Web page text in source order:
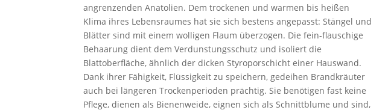
angrenzenden Anatolien. Dem trockenen und warmen bis heißen
Klima ihres Lebensraumes hat sie sich bestens angepasst: Stängel und
Blätter sind mit einem wolligen Flaum überzogen. Die fein-flauschige
Behaarung dient dem Verdunstungsschutz und isoliert die
Blattoberfläche, ähnlich der dicken Styroporschicht einer Hauswand.
Dank ihrer Fähigkeit, Flüssigkeit zu speichern, gedeihen Brandkräuter
auch bei längeren Trockenperioden prächtig. Sie benötigen fast keine
Pflege, dienen als Bienenweide, eignen sich als Schnittblume und sind,